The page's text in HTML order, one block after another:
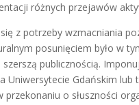
różnych przejawów
się z potrzeby wzmacniania
posunięciem było w
publicznością.
Uniwersytecie Gdańskim
o słuszności